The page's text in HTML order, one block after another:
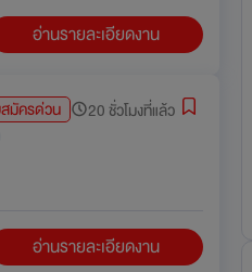
อ่านรายละเอียดงาน
มัครด่วน 20 ชั่วโมงที่แล้ว
อ่านรายละเอียดงาน